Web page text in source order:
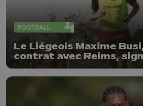
FOOTBALL
Le Liégeois Maxime
contrat avec Reims,
l'Antwerp